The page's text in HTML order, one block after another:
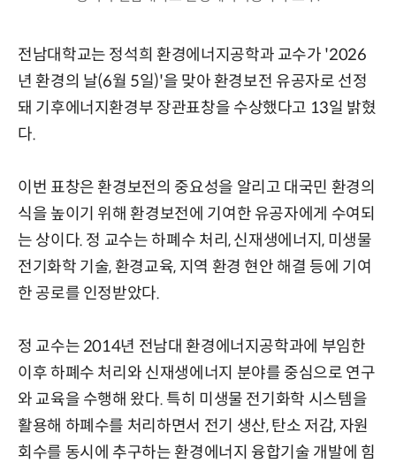
전남대학교는 정석희 환경에너지공학과 교수가 '2026
년 환경의 날(6월 5일)'을 맞아 환경보전 유공자로 선정
돼 기후에너지환경부 장관표창을 수상했다고 13일 밝혔
다.
이번 표창은 환경보전의 중요성을 알리고 대국민 환경의
식을 높이기 위해 환경보전에 기여한 유공자에게 수여되
는 상이다. 정 교수는 하폐수 처리, 신재생에너지, 미생물
전기화학 기술, 환경교육, 지역 환경 현안 해결 등에 기여
한 공로를 인정받았다.
정 교수는 2014년 전남대 환경에너지공학과에 부임한
이후 하폐수 처리와 신재생에너지 분야를 중심으로 연구
와 교육을 수행해 왔다. 특히 미생물 전기화학 시스템을
활용해 하폐수를 처리하면서 전기 생산, 탄소 저감, 자원
회수를 동시에 추구하는 환경에너지 융합기술 개발에 힘